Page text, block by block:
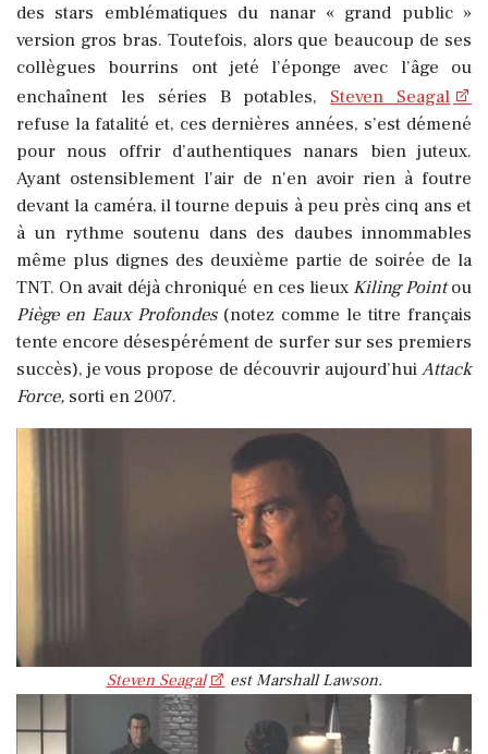
des stars emblématiques du nanar « grand public »
version gros bras. Toutefois, alors que beaucoup de ses
collègues bourrins ont jeté l’éponge avec l’âge ou
enchaînent les séries B potables, Steven Seagal
refuse la fatalité et, ces dernières années, s’est démené
pour nous offrir d’authentiques nanars bien juteux.
Ayant ostensiblement l'air de n'en avoir rien à foutre
devant la caméra, il tourne depuis à peu près cinq ans et
à un rythme soutenu dans des daubes innommables
même plus dignes des deuxième partie de soirée de la
TNT. On avait déjà chroniqué en ces lieux Kiling Pointou
Piège en Eaux Profondes(notez comme le titre français
tente encore désespérément de surfer sur ses premiers
succès), je vous propose de découvrir aujourd’huiAttack
Force, sorti en 2007.
Steven Seagal est Marshall Lawson.